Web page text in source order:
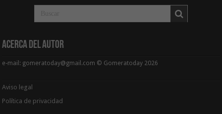
Acerca del Autor
e-mail: gomeratoday@gmail.com © Gomeratoday 2026
Aviso legal
Política de privacidad